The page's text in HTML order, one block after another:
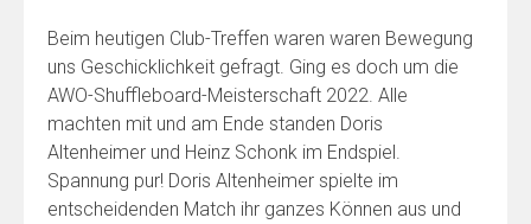
Beim heutigen Club-Treffen waren waren Bewegung
uns Geschicklichkeit gefragt. Ging es doch um die
AWO-Shuffleboard-Meisterschaft 2022. Alle
machten mit und am Ende standen Doris
Altenheimer und Heinz Schonk im Endspiel.
Spannung pur! Doris Altenheimer spielte im
entscheidenden Match ihr ganzes Können aus und